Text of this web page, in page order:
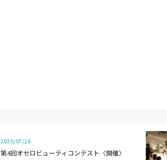
2025/07/16
第4回オセロビューティコンテスト〈開催〉